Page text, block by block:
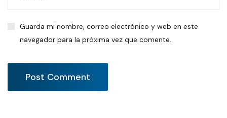
Guarda mi nombre, correo electrónico y web en este
navegador para la próxima vez que comente.